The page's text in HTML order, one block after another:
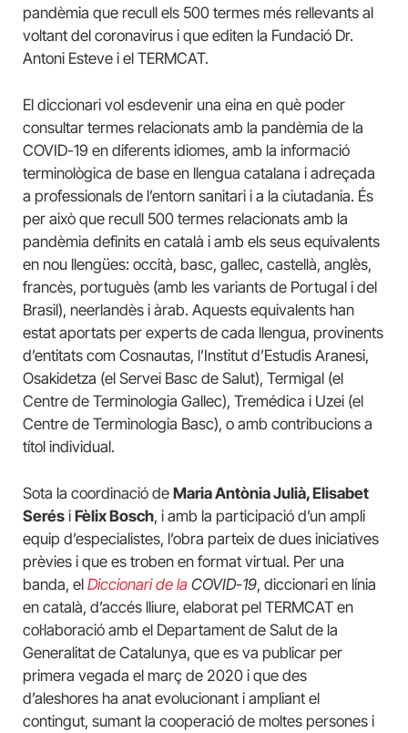
pandèmia que recull els 500 termes més rellevants al
voltant del coronavirus i que editen la Fundació Dr.
Antoni Esteve i el TERMCAT.
El diccionari vol esdevenir una eina en què poder
consultar termes relacionats amb la pandèmia de la
COVID-19 en diferents idiomes, amb la informació
terminològica de base en llengua catalana i adreçada
a professionals de l’entorn sanitari i a la ciutadania. És
per això que recull 500 termes relacionats amb la
pandèmia definits en català i amb els seus equivalents
en nou llengües: occità, basc, gallec, castellà, anglès,
francès, portuguès (amb les variants de Portugal i del
Brasil), neerlandès i àrab. Aquests equivalents han
estat aportats per experts de cada llengua, provinents
d’entitats com Cosnautas, l’Institut d’Estudis Aranesi,
Osakidetza (el Servei Basc de Salut), Termigal (el
Centre de Terminologia Gallec), Tremédica i Uzei (el
Centre de Terminologia Basc), o amb contribucions a
títol individual.
Sota la coordinació de Maria Antònia Julià, Elisabet
Serés i Fèlix Bosch, i amb la participació d’un ampli
equip d’especialistes, l’obra parteix de dues iniciatives
prèvies i que es troben en format virtual. Per una
banda, el Diccionari de la COVID-19, diccionari en línia
en català, d’accés lliure, elaborat pel TERMCAT en
col·laboració amb el Departament de Salut de la
Generalitat de Catalunya, que es va publicar per
primera vegada el març de 2020 i que des
d’aleshores ha anat evolucionant i ampliant el
contingut, sumant la cooperació de moltes persones i